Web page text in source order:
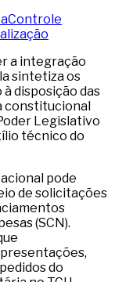
Controle
a integração
sintetiza os
disposição das
constitucional
Legislativo
técnico do
pode
de solicitações
(SCN).
do